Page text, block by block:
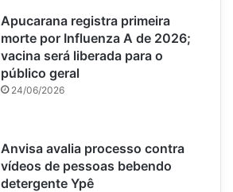
Apucarana registra primeira
morte por Influenza A de 2026;
vacina será liberada para o
público geral
24/06/2026
Anvisa avalia processo contra
vídeos de pessoas bebendo
detergente Ypê